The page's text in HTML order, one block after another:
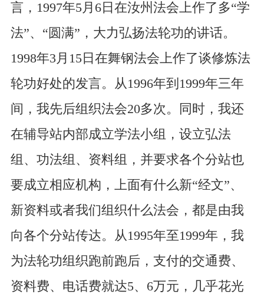
言，1997年5月6日在汝州法会上作了多“学
法”、“圆满”，大力弘扬法轮功的讲话。
1998年3月15日在舞钢法会上作了谈修炼法
轮功好处的发言。从1996年到1999年三年
间，我先后组织法会20多次。同时，我还
在辅导站内部成立学法小组，设立弘法
组、功法组、资料组，并要求各个分站也
要成立相应机构，上面有什么新“经文”、
新资料或者我们组织什么法会，都是由我
向各个分站传达。从1995年至1999年，我
为法轮功组织跑前跑后，支付的交通费、
资料费、电话费就达5、6万元，几乎花光